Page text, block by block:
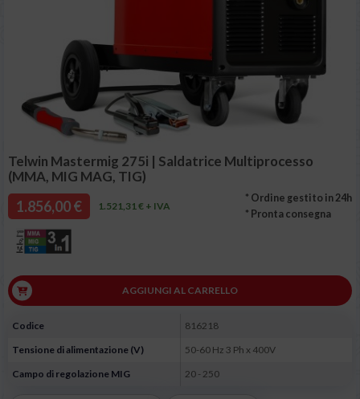
Telwin Mastermig 275i | Saldatrice Multiprocesso
(MMA, MIG MAG, TIG)
1.856,00 € 1.521,31 € + IVA
* Ordine gestito in 24h
* Pronta consegna
AGGIUNGI AL CARRELLO
Codice
816218
Tensione di alimentazione (V)
50-60 Hz 3 Ph x 400V
Campo di regolazione MIG
20 - 250